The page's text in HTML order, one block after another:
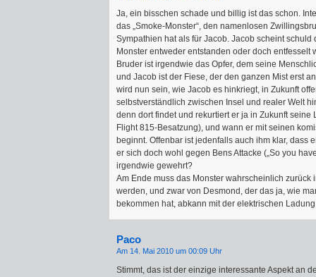
Ja, ein bisschen schade und billig ist das schon.
das „Smoke-Monster“, den namenlosen
Sympathien hat als für Jacob. Jacob scheint schuld
Monster entweder entstanden oder doch entfesselt
Bruder ist irgendwie das Opfer, dem seine
und Jacob ist der Fiese, der den ganzen Mist erst
wird nun sein, wie Jacob es hinkriegt, in Zukunft
selbstverständlich zwischen Insel und realer Welt
denn dort findet und rekurtiert er ja in Zukunft seine
Flight 815-Besatzung), und wann er mit seinen
beginnt. Offenbar ist jedenfalls auch ihm klar, dass
er sich doch wohl gegen Bens Attacke („So you
irgendwie gewehrt?
Am Ende muss das Monster wahrscheinlich zurück
werden, und zwar von Desmond, der das ja, wie
bekommen hat, abkann mit der elektrischen
Paco
Am 14. Mai 2010 um 00:09 Uhr
Stimmt, das ist der einzige interessante Aspekt an